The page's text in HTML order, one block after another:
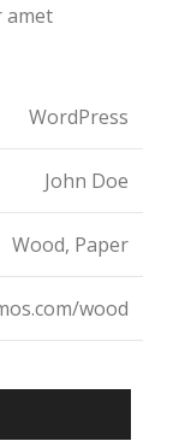
amet
WordPress
John Doe
Wood, Paper
wood